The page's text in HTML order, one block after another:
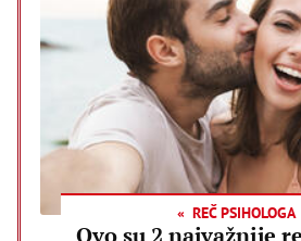
REČ PSIHOLOGA
Ovo su 2 najvažnije